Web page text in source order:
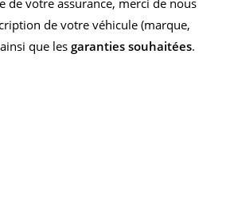
de votre véhicule (marque,
que les garanties souhaitées.